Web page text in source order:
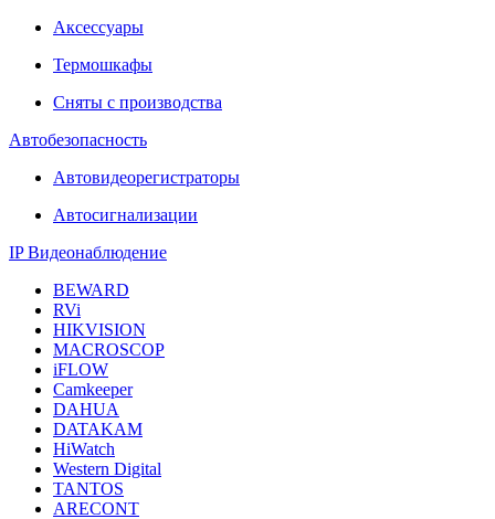
Аксессуары
Термошкафы
Сняты с производства
Автобезопасность
Автовидеорегистраторы
Автосигнализации
IP Видеонаблюдение
BEWARD
RVi
HIKVISION
MACROSCOP
iFLOW
Camkeeper
DAHUA
DATAKAM
HiWatch
Western Digital
TANTOS
ARECONT